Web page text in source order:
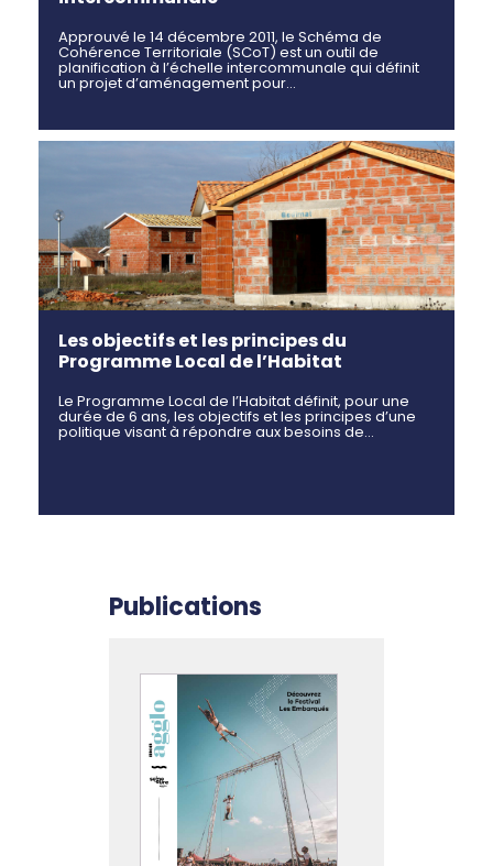
Approuvé le 14 décembre 2011, le Schéma de
Cohérence Territoriale (SCoT) est un outil de
planification à l’échelle intercommunale qui définit
un projet d’aménagement pour…
Les objectifs et les principes du
Programme Local de l’Habitat
Le Programme Local de l’Habitat définit, pour une
durée de 6 ans, les objectifs et les principes d’une
politique visant à répondre aux besoins de…
Publications